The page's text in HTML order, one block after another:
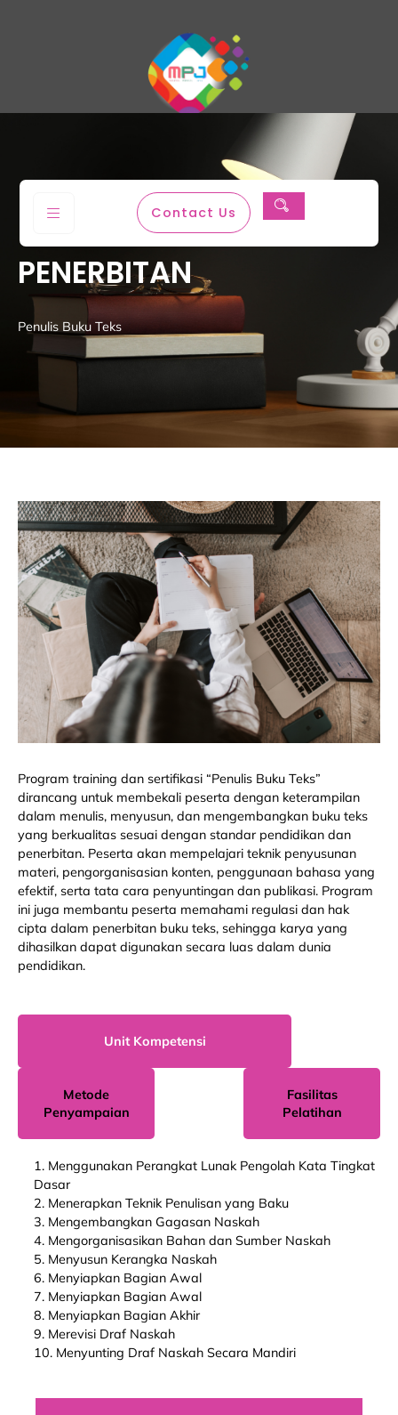
Magenta Permata Jaya
Contact Us
PENERBITAN
Penulis Buku Teks
Program training dan sertifikasi “Penulis Buku Teks”
dirancang untuk membekali peserta dengan keterampilan
dalam menulis, menyusun, dan mengembangkan buku teks
yang berkualitas sesuai dengan standar pendidikan dan
penerbitan. Peserta akan mempelajari teknik penyusunan
materi, pengorganisasian konten, penggunaan bahasa yang
efektif, serta tata cara penyuntingan dan publikasi. Program
ini juga membantu peserta memahami regulasi dan hak
cipta dalam penerbitan buku teks, sehingga karya yang
dihasilkan dapat digunakan secara luas dalam dunia
pendidikan.
Unit Kompetensi
Metode
Penyampaian
Fasilitas
Pelatihan
1. Menggunakan Perangkat Lunak Pengolah Kata Tingkat
Dasar
2. Menerapkan Teknik Penulisan yang Baku
3. Mengembangkan Gagasan Naskah
4. Mengorganisasikan Bahan dan Sumber Naskah
5. Menyusun Kerangka Naskah
6. Menyiapkan Bagian Awal
7. Menyiapkan Bagian Awal
8. Menyiapkan Bagian Akhir
9. Merevisi Draf Naskah
10. Menyunting Draf Naskah Secara Mandiri